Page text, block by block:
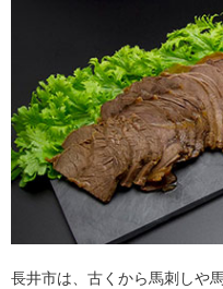
長井市は、古くから馬刺しや